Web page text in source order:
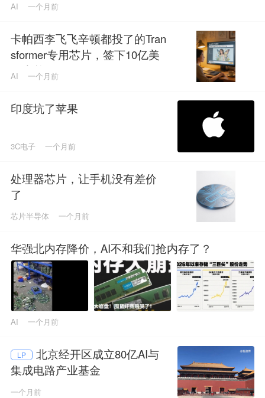
AI 一个月前
卡帕西李飞飞辛顿都投了的Tran
sformer专用芯片，签下10亿美
元大单
AI 一个月前
印度坑了苹果
3C电子 一个月前
处理器芯片，让手机没有差价
了
芯片半导体 一个月前
华强北内存降价，AI不和我们抢内存了？
AI 一个月前
LP
北京经开区成立80亿AI与
集成电路产业基金
一个月前